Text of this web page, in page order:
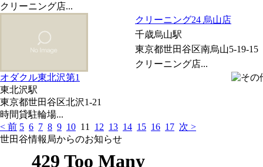
クリーニング店...
クリーニング24 烏山店
千歳烏山駅
東京都世田谷区南烏山5-19-15
クリーニング店...
オダクル東北沢第1
東北沢駅
東京都世田谷区北沢1-21
時間貸駐輪場...
< 前 5 6 7 8 9 10 11 12 13 14 15 16 17 次 >
世田谷情報局からのお知らせ